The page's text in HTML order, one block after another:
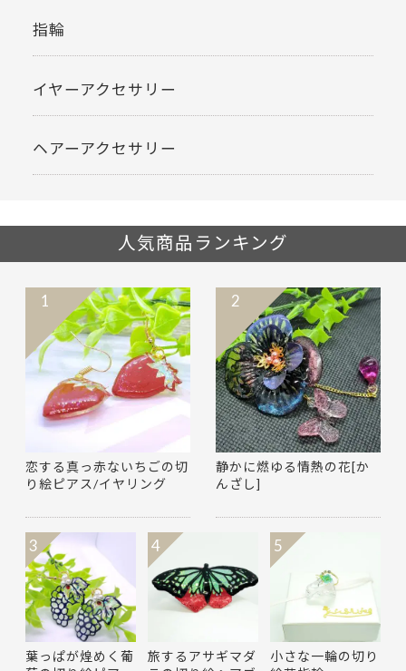
指輪
イヤーアクセサリー
ヘアーアクセサリー
人気商品ランキング
恋する真っ赤ないちごの切
り絵ピアス/イヤリング
1
静かに燃ゆる情熱の花[か
んざし]
2
葉っぱが煌めく葡
3
旅するアサギマダ
4
小さな一輪の切り
5